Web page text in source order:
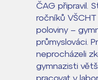
ČAG připravil.
ročníků
poloviny –
průmyslováci.
neprocházeli
gymnazisti